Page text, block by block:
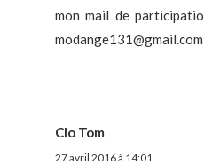
mon mail de
modange131@gmail.com
Clo Tom
27 avril 2016 à 14:01